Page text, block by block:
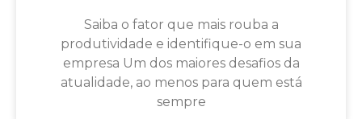
Saiba o fator que mais rouba a
produtividade e identifique-o em sua
empresa Um dos maiores desafios da
atualidade, ao menos para quem está
sempre